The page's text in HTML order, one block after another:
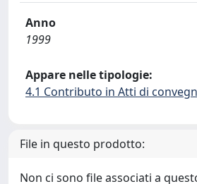
Anno
1999
Appare nelle tipologie:
4.1 Contributo in Atti di
File in questo prodotto:
Non ci sono file associati a